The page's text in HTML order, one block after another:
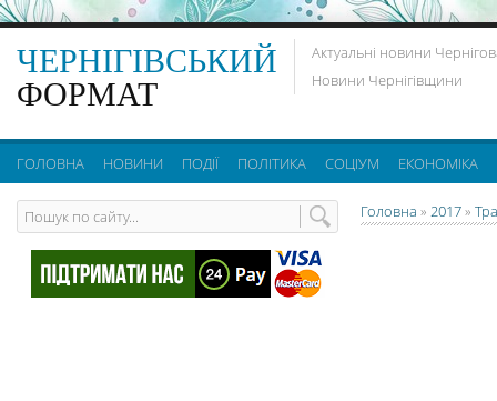
ЧЕРНІГІВСЬКИЙ
ФОРМАТ
Актуальні новини
Новини Чернігівщини
ГОЛОВНА НОВИНИ ПОДІЇ ПОЛІТИКА СОЦІУМ ЕКОНОМІКА
Головна » 2017»